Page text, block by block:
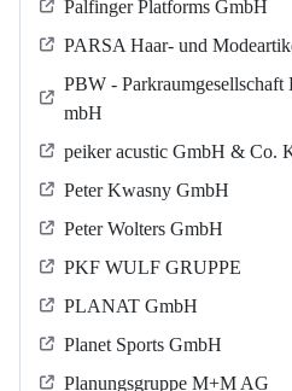
Palfinger Platforms GmbH
PARSA Haar- und
PBW - Parkraumgesellschaft
mbH
peiker acustic GmbH & Co.
Peter Kwasny GmbH
Peter Wolters GmbH
PKF WULF GRUPPE
PLANAT GmbH
Planet Sports GmbH
Planungsgruppe M+M AG